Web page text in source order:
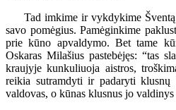
Tad imkime ir vykdykime Šventą
savo pomėgius. Pamėginkime
prie kūno apvaldymo. Bet tame
Oskaras Milašius pastebėjęs: “tas
kraujyje kunkuliuoja aistros,
reikia sutramdyti ir padaryti klusnų
valdovas, o kūnas klusnus jo